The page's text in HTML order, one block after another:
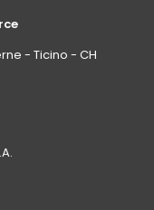
- Ticino - CH